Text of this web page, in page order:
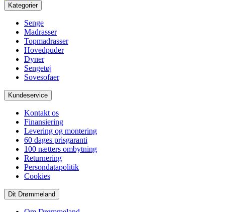
Kategorier
Senge
Madrasser
Topmadrasser
Hovedpuder
Dyner
Sengetøj
Sovesofaer
Kundeservice
Kontakt os
Finansiering
Levering og montering
60 dages prisgaranti
100 nætters ombytning
Returnering
Persondatapolitik
Cookies
Dit Drømmeland